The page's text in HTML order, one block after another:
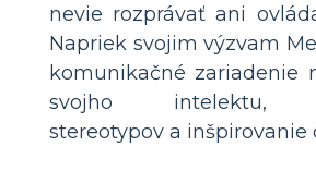
nevie rozprávať ani
Napriek svojim výzvam
komunikačné zariadenie
svojho intelektu,
stereotypov a inšpirovanie